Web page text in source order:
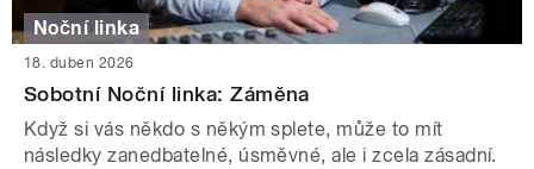
Noční linka
18. duben 2026
Sobotní Noční linka: Záměna
Když si vás někdo s někým splete, může to mít
následky zanedbatelné, úsměvné, ale i zcela zásadní.